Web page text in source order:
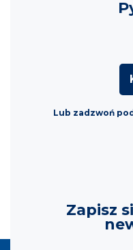
Lub zadzwoń
Zapisz